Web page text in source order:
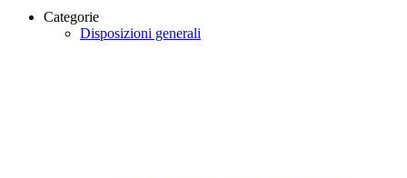
Categorie
Disposizioni generali